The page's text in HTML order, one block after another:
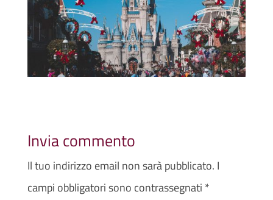
Invia commento
Il tuo indirizzo email non sarà pubblicato. I
campi obbligatori sono contrassegnati *